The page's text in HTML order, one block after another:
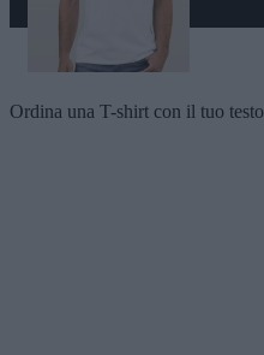
Ordina una T-shirt con il tuo testo